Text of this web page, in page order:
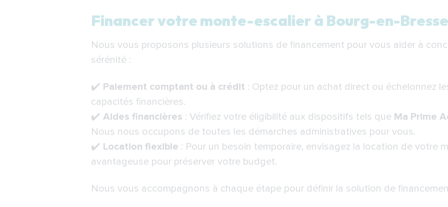
Financer votre monte-escalier à Bourg-en-Bresse
Nous vous proposons plusieurs solutions de financement pour vous aider à
sérénité :
✔️ Paiement comptant ou à crédit : Optez pour un achat direct ou échelonnez
capacités financières.
✔️ Aides financières : Vérifiez votre éligibilité aux dispositifs tels que Ma Prime
Nous nous occupons de toutes les démarches administratives pour vous.
✔️ Location flexible : Pour un besoin temporaire, envisagez la location de votre
avantageuse pour préserver votre budget.
Nous vous accompagnons à chaque étape pour définir la solution de